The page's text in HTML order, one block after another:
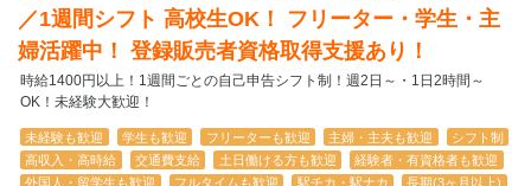
／1週間シフト 高校生OK！ フリーター・学生・主
婦活躍中！ 登録販売者資格取得支援あり！
時給1400円以上！1週間ごとの自己申告シフト制！週2日～・1日2時間～
OK！未経験大歓迎！
未経験も歓迎 学生も歓迎 フリーターも歓迎 主婦・主夫も歓迎
シフト制
高収入・高時給
交通費支給 土日働ける方も歓迎
経験者・有資格者も歓迎
外国人・留学生も歓迎
フルタイムも歓迎 駅チカ・駅ナカ
長期(3ヶ月以上)